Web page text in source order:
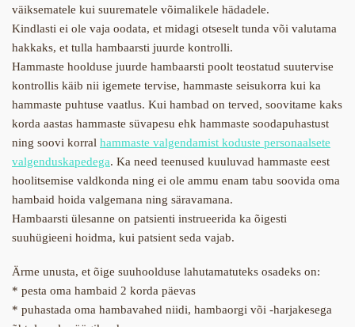
väiksematele kui suurematele võimalikele hädadele.
Kindlasti ei ole vaja oodata, et midagi otseselt tunda või valutama
hakkaks, et tulla hambaarsti juurde kontrolli.
Hammaste hoolduse juurde hambaarsti poolt teostatud suutervise
kontrollis käib nii igemete tervise, hammaste seisukorra kui ka
hammaste puhtuse vaatlus. Kui hambad on terved, soovitame kaks
korda aastas hammaste süvapesu ehk hammaste soodapuhastust
ning soovi korral hammaste valgendamist koduste personaalsete
valgenduskapedega. Ka need teenused kuuluvad hammaste eest
hoolitsemise valdkonda ning ei ole ammu enam tabu soovida oma
hambaid hoida valgemana ning säravamana.
Hambaarsti ülesanne on patsienti instrueerida ka õigesti
suuhügieeni hoidma, kui patsient seda vajab.
Ärme unusta, et õige suuhoolduse lahutamatuteks osadeks on:
* pesta oma hambaid 2 korda päevas
* puhastada oma hambavahed niidi, hambaorgi või -harjakesega